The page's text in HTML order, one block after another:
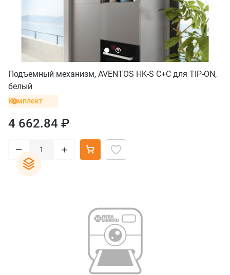
Подъемный механизм, AVENTOS HK-S C+C для TIP-ON,
белый
Комплект
4 662.84 ₽
– +